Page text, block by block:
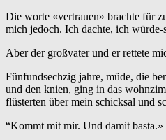
Die worte «vertrauen» brachte für
mich jedoch. Ich dachte, ich
Aber der großvater und er rettete
Fünfundsechzig jahre, müde, die
und den knien, ging in das
flüsterten über mein schicksal und
“Kommt mit mir. Und damit basta.»